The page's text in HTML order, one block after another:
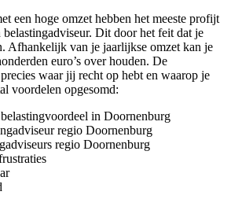
een hoge omzet hebben het meeste profijt
Dit door het feit dat je
Afhankelijk van je jaarlijkse omzet kan je
euro’s over houden. De
waar jij recht op hebt en waarop je
voordelen opgesomd:
in Doornenburg
regio Doornenburg
regio Doornenburg